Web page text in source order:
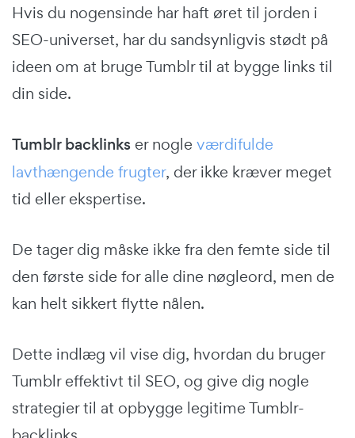
Hvis du nogensinde har haft øret til jorden i
SEO-universet, har du sandsynligvis stødt på
ideen om at bruge Tumblr til at bygge links til
din side.
Tumblr backlinks er nogle værdifulde
lavthængende frugter, der ikke kræver meget
tid eller ekspertise.
De tager dig måske ikke fra den femte side til
den første side for alle dine nøgleord, men de
kan helt sikkert flytte nålen.
Dette indlæg vil vise dig, hvordan du bruger
Tumblr effektivt til SEO, og give dig nogle
strategier til at opbygge legitime Tumblr-